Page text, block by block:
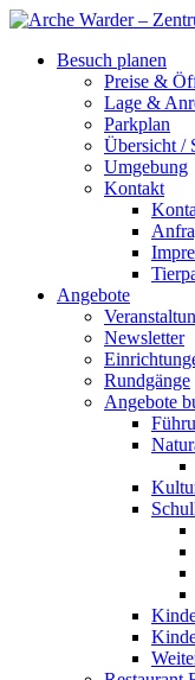
Besuch planen
Preise &
Lage &
Parkplan
Übersicht /
Umgebung
Kontakt
Angebote
Newsletter
Rundgänge
Angebote